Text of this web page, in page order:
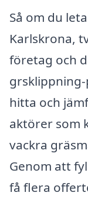
Så om du
Karlskrona,
företag och
hitta och
aktörer som
vackra
Genom att
få flera